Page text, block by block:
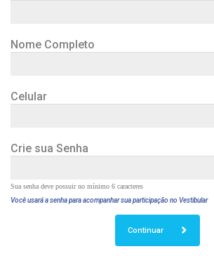
Nome Completo
Celular
Crie sua Senha
Sua senha deve possuir no mínimo 6 caracteres
Você usará a senha para acompanhar sua participação no Vestibular
Continuar